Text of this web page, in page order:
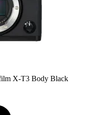
X-T3 Body Black